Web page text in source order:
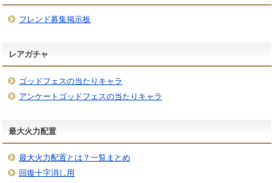
フレンド募集掲示板
レアガチャ
ゴッドフェスの当たりキャラ
アンケートゴッドフェスの当たりキャラ
最大火力配置
最大火力配置とは？一覧まとめ
回復十字消し用